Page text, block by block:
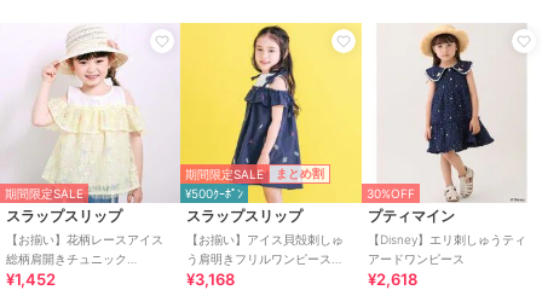
期間限定SALE
スラップスリップ
【お揃い】花柄レースアイス
総柄肩開きチュニック
(90~130cm)
¥1,452
期間限定SALE まとめ割
¥500ｸｰﾎﾟﾝ
スラップスリップ
【お揃い】アイス貝殻刺しゅ
う肩明きフリルワンピース
(80~130cm)
¥3,168
30%OFF
プティマイン
【Disney】エリ刺しゅうティ
アードワンピース
¥2,618